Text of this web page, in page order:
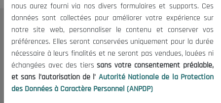
Le CNESE
A Propos
Le président
Organisation
Publications
nous aurez fourni via nos divers formulaires et supports. Ces
données sont collectées pour améliorer votre expérience sur
notre site web, personnaliser le contenu et conserver vos
préférences. Elles seront conservées uniquement pour la durée
nécessaire à leurs finalités et ne seront pas vendues, louées ni
échangées avec des tierssans votre consentement préalable,
et sans l'autorisation de l' Autorité Nationale de la Protection
des Données à Caractère Personnel (ANPDP)